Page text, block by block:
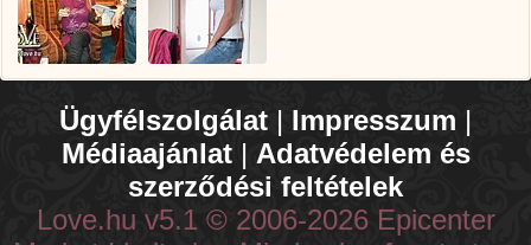
Ügyfélszolgálat | Impresszum |
Médiaajánlat| Adatvédelem és
szerződési feltételek
Love.hu v5.1 © 2006-2026 Epicenter